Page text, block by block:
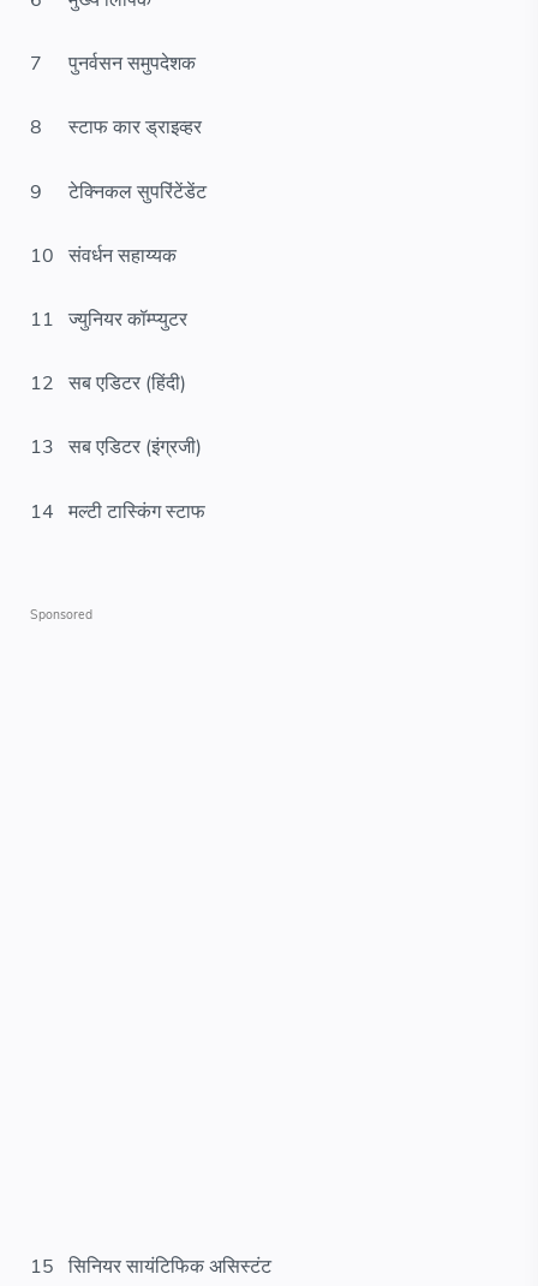
7 पुनर्वसन समुपदेशक
8 स्टाफ कार ड्राइव्हर
9 टेक्निकल सुपरिंटेंडेंट
10 संवर्धन सहाय्यक
11 ज्युनियर कॉम्प्युटर
12 सब एडिटर (हिंदी)
13 सब एडिटर (इंग्रजी)
14 मल्टी टास्किंग स्टाफ
15 सिनियर सायंटिफिक असिस्टंट